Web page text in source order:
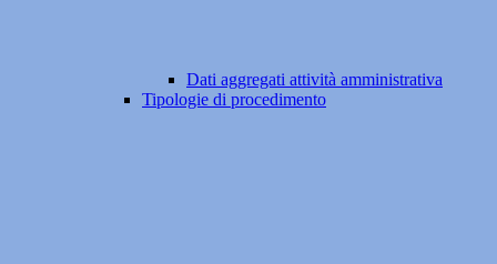
Dati aggregati attività amministrativa
Tipologie di procedimento